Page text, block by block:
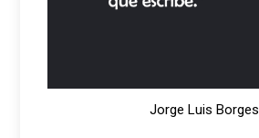
Jorge Luis Borges